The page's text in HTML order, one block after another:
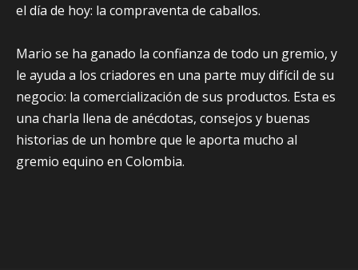
el día de hoy: la compraventa de caballos.
Mario se ha ganado la confianza de todo un gremio, y
le ayuda a los criadores en una parte muy difícil de su
negocio: la comercialización de sus productos. Esta es
una charla llena de anécdotas, consejos y buenas
historias de un hombre que le aporta mucho al
gremio equino en Colombia.